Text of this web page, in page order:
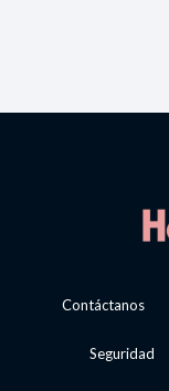
Contáctanos
Seguridad